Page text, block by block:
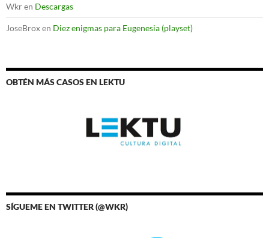
Wkren Descargas
JoseBroxen Diez enigmas para Eugenesia (playset)
OBTÉN MÁS CASOS EN LEKTU
SÍGUEME EN TWITTER (@WKR)